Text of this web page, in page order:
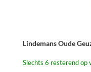
Lindemans Oude
Slechts 6 resterend op